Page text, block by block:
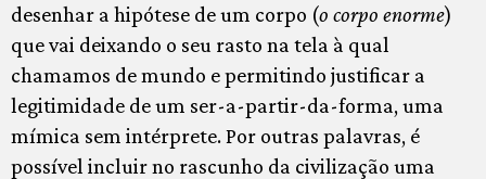
desenhar a hipótese de um corpo (o corpo enorme)
que vai deixando o seu rasto na tela à qual
chamamos de mundo e permitindo justificar a
legitimidade de um ser-a-partir-da-forma, uma
mímica sem intérprete. Por outras palavras, é
possível incluir no rascunho da civilização uma